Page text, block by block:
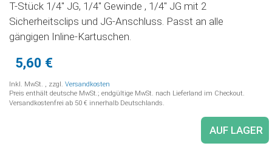
T-Stück 1/4'' JG, 1/4'' Gewinde , 1/4'' JG mit 2
Sicherheitsclips und JG-Anschluss. Passt an alle
gängigen Inline-Kartuschen.
5,60 €
Inkl. MwSt. , zzgl. Versandkosten
Preis enthält deutsche MwSt.; endgültige MwSt. nach Lieferland im Checkout.
Versandkostenfrei ab 50 € innerhalb Deutschlands.
AUF LAGER